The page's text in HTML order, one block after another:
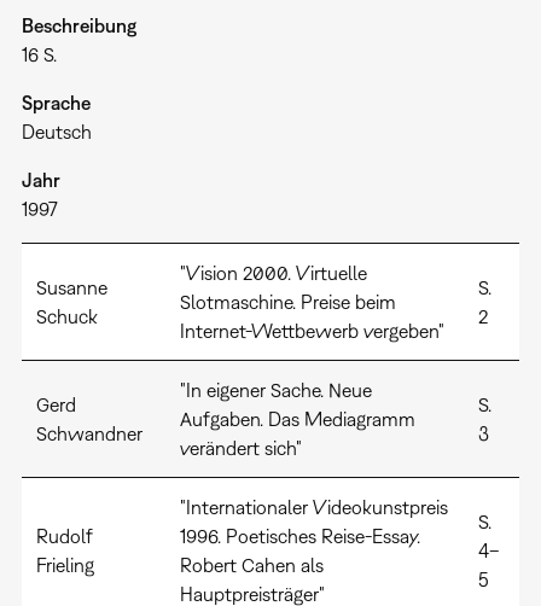
Beschreibung
16 S.
Sprache
Deutsch
Jahr
1997
Susanne
Schuck
"Vision 2000. Virtuelle
Slotmaschine. Preise beim
Internet-Wettbewerb vergeben"
S.
2
Gerd
Schwandner
"In eigener Sache. Neue
Aufgaben. Das Mediagramm
verändert sich"
S.
3
Rudolf
Frieling
"Internationaler Videokunstpreis
1996. Poetisches Reise-Essay.
Robert Cahen als
Hauptpreisträger"
S.
4–
5